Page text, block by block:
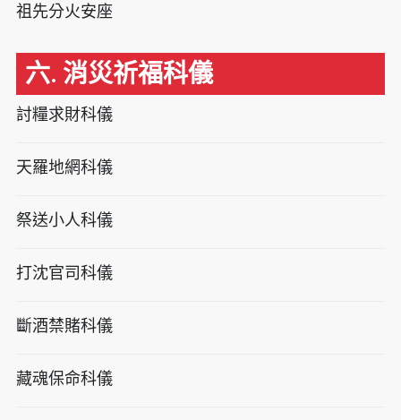
祖先分火安座
六. 消災祈福科儀
討糧求財科儀
天羅地網科儀
祭送小人科儀
打沈官司科儀
斷酒禁賭科儀
藏魂保命科儀